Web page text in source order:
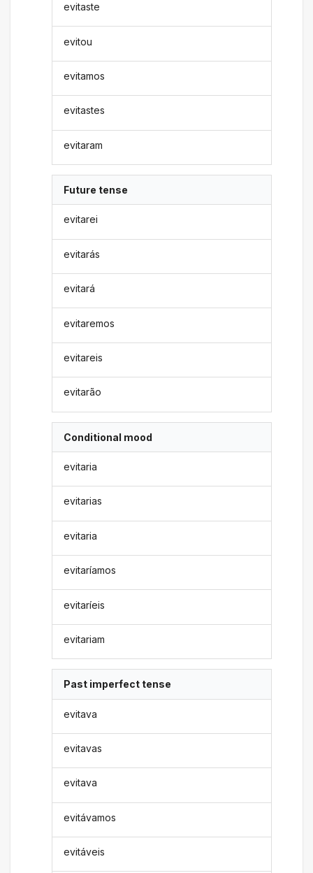
evitaste
evitou
evitamos
evitastes
evitaram
Future tense
evitarei
evitarás
evitará
evitaremos
evitareis
evitarão
Conditional mood
evitaria
evitarias
evitaria
evitaríamos
evitaríeis
evitariam
Past imperfect tense
evitava
evitavas
evitava
evitávamos
evitáveis